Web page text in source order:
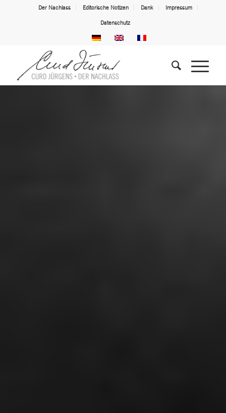
Der Nachlass Editorische Notizen Dank Impressum
Datenschutz